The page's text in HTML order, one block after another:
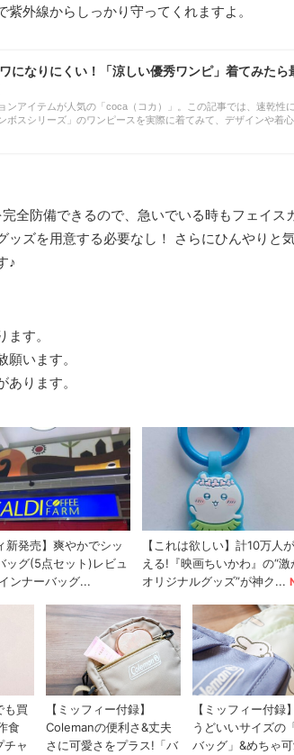
外線からしっかり守ってくれますよ。
になりにくい！「涼しい優秀ワンピ」着てみたら
ンアイテムが人気の「coca（コカ）」。この記事では、速乾性
ボスシリーズ」のワンピースを実際に着てみて、デザインや着
全防備できるので、急いでいる時もフェイス
ズを用意する必要なし！ さらにひんやりと
♪
す。
います。
ります。